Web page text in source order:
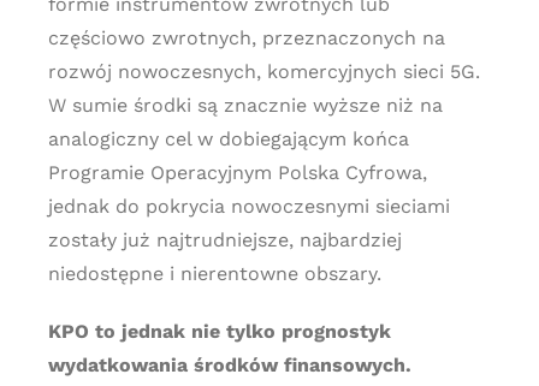
częściowo zwrotnych, przeznaczonych na
rozwój nowoczesnych, komercyjnych sieci 5G.
W sumie środki są znacznie wyższe niż na
analogiczny cel w dobiegającym końca
Programie Operacyjnym Polska Cyfrowa,
jednak do pokrycia nowoczesnymi sieciami
zostały już najtrudniejsze, najbardziej
niedostępne i nierentowne obszary.
KPO to jednak nie tylko prognostyk
wydatkowania środków finansowych.